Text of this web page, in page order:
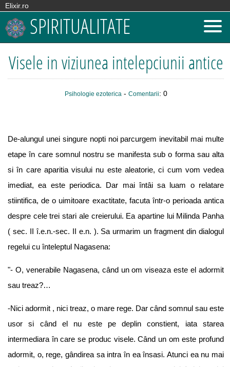
Elixir.ro
SPIRITUALITATE
Visele in viziunea intelepciunii antice
Psihologie ezoterica - Comentarii: 0
De-alungul unei singure nopti noi parcurgem inevitabil mai multe
etape în care somnul nostru se manifesta sub o forma sau alta
si în care aparitia visului nu este aleatorie, ci cum vom vedea
imediat, ea este periodica. Dar mai întâi sa luam o relatare
stiintifica, de o uimitoare exactitate, facuta într-o perioada antica
despre cele trei stari ale creierului. Ea apartine lui Milinda Panha
( sec. II î.e.n.-sec. II e.n. ). Sa urmarim un fragment din dialogul
regelui cu înteleptul Nagasena:
"- O, venerabile Nagasena, când un om viseaza este el adormit
sau treaz?…
-Nici adormit , nici treaz, o mare rege. Dar când somnul sau este
usor si când el nu este pe deplin constient, iata starea
intermediara în care se produc visele. Când un om este profund
adormit, o, rege, gândirea sa intra în ea însasi. Atunci ea nu mai